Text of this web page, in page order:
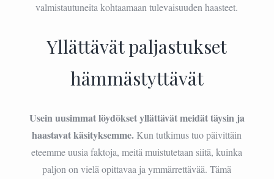
valmistautuneita kohtaamaan tulevaisuuden haasteet.
Yllättävät paljastukset
hämmästyttävät
Usein uusimmat löydökset yllättävät meidät täysin ja
haastavat käsityksemme. Kun tutkimus tuo päivittäin
eteemme uusia faktoja, meitä muistutetaan siitä, kuinka
paljon on vielä opittavaa ja ymmärrettävää. Tämä